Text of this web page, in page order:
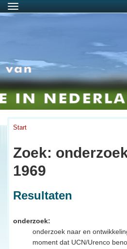
Menu
Start
Zoek:
1969
Resultaten
onderzoek:
onderzoek naar en
moment dat UCN/Urenco